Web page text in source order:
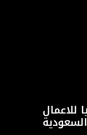
للاعمال